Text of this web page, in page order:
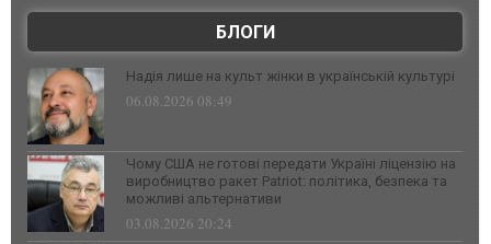
БЛОГИ
Надія лише на культ жінки в українській культурі
06.08.2026 08:49
Чому США не готові передати Україні ліцензію на
виробництво ракет Patriot: політика, безпека та
можливі альтернативи
03.08.2026 20:24